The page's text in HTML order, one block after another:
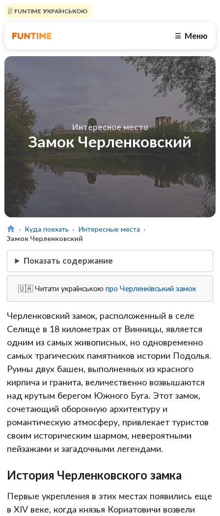
FUNTIME УКРАЇНСЬКОЮ
☰ Меню
Интересное место
Замок Черленковский
Куда поехать
Интересные места
Замок Черленковский
Показать содержание
🇺🇦 Читати українськоюпро Черленківський замок
Черленковский замок, расположенный в селе
Селище в 18 километрах от Винницы, является
одним из самых живописных, но одновременно
самых трагических памятников истории Подолья.
Руины двух башен, выполненных из красного
кирпича и гранита, величественно возвышаются
над крутым берегом Южного Буга. Этот замок,
сочетающий оборонную архитектуру и
романтическую атмосферу, привлекает туристов
своим историческим шармом, невероятными
пейзажами и загадочными легендами.
История Черленковского замка
Первые укрепления в этих местах появились еще
в XIV веке, когда князья Кориатовичи возвели